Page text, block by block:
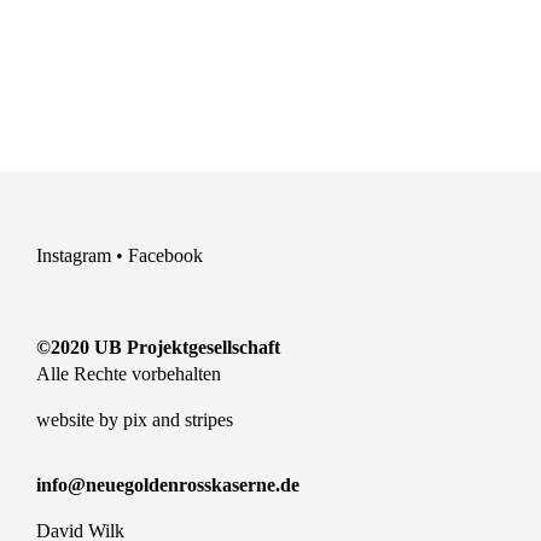
Instagram • Facebook
©2020 UB Projektgesellschaft
Alle Rechte vorbehalten
website by pix and stripes
info@neuegoldenrosskaserne.de
David Wilk